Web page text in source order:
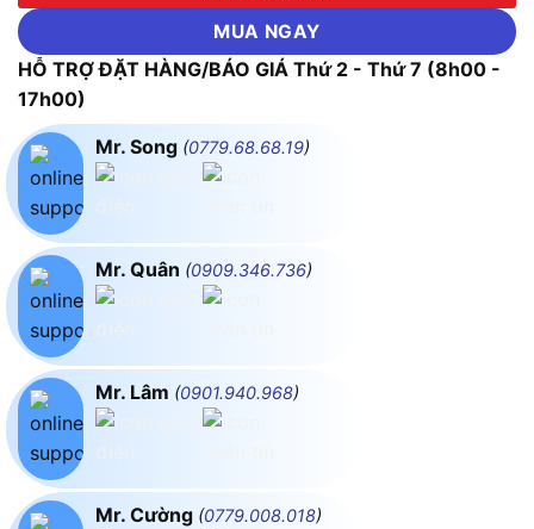
MUA NGAY
HỖ TRỢ ĐẶT HÀNG/BÁO GIÁ Thứ 2 - Thứ 7 (8h00 -
17h00)
Mr. Song (0779.68.68.19)
Mr. Quân (0909.346.736)
Mr. Lâm (0901.940.968)
Mr. Cường (0779.008.018)